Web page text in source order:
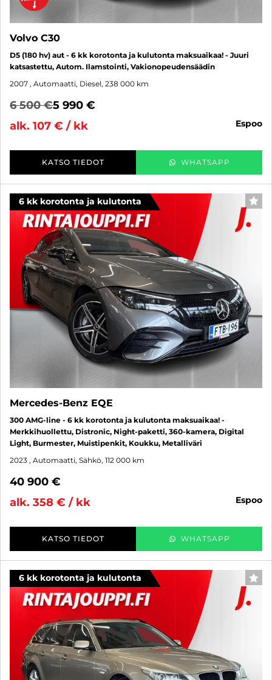
Volvo C30
D5 (180 hv) aut - 6 kk korotonta ja kulutonta maksuaikaa! - Juuri
katsastettu, Autom. Ilamstointi, Vakionopeudensäädin
2007 , Automaatti, Diesel, 238 000 km
6 500 €5 990 €
alk. 107 € / kk
espoo
KATSO TIEDOT WHATSAPP
6 kk korotonta ja kulutonta
Mercedes-Benz EQE
300 AMG-line - 6 kk korotonta ja kulutonta maksuaikaa! -
Merkkihuollettu, Distronic, Night-paketti, 360-kamera, Digital
Light, Burmester, Muistipenkit, Koukku, Metalliväri
2023 , Automaatti, Sähkö, 112 000 km
40 900 €
alk. 358 € / kk
espoo
KATSO TIEDOT WHATSAPP
6 kk korotonta ja kulutonta